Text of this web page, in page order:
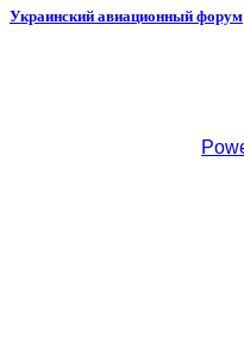
Украинский авиационный форум